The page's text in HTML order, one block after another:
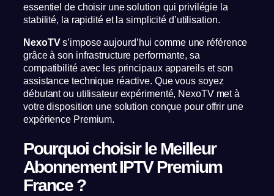
essentiel de choisir une solution qui privilégie la
stabilité, la rapidité et la simplicité d’utilisation.
NexoTVs’impose aujourd’hui comme une référence
grâce à son infrastructure performante, sa
compatibilité avec les principaux appareils et son
assistance technique réactive. Que vous soyez
débutant ou utilisateur expérimenté, NexoTV met à
votre disposition une solution conçue pour offrir une
expérience Premium.
Pourquoi choisir le Meilleur
Abonnement IPTV Premium
France ?